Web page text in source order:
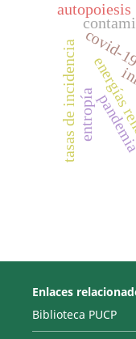
entropía
covid-
tasas de incidencia
autopoiesis
Enlaces
Biblioteca PUCP